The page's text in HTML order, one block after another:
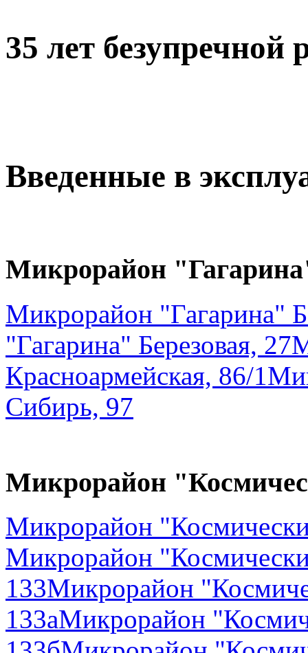
35 лет безупречной
Введенные в
Микрорайон
Микрорайон "Гагарина"
"Гагарина" Березовая, 27
Красноармейская, 86/1
Сибирь, 97
Микрорайон
Микрорайон
Микрорайон
133Микрорайон
133аМикрорайон